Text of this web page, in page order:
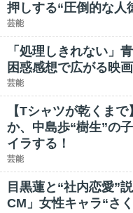
押しする“圧倒的な人
芸能
「処理しきれない」
困惑感想で広がる映
芸能
【Tシャツが乾くま
か、中島歩“樹生”の
イラする！
芸能
目黒蓮と“社内恋愛”
CM」女性キャラ“さ